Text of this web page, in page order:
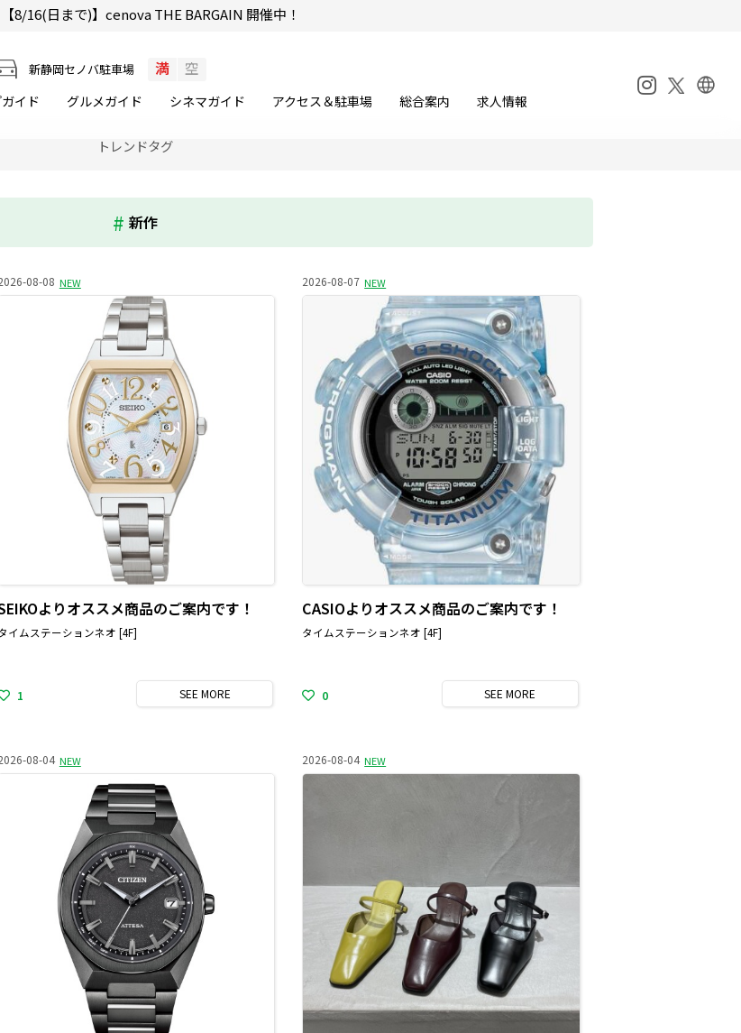
【8/16(日まで)】cenova THE BARGAIN 開催中！
新静岡セノバ駐車場 満 空
イド グルメガイド シネマガイド アクセス＆駐車場 総合案内 求人情報
トレンドタグ
新作
08-08 NEW
よりオススメ商品のご案内です！
イムステーションネオ [4F]
1 SEE MORE
2026-08-07 NEW
CASIOよりオススメ商品のご案内です！
タイムステーションネオ [4F]
0 SEEMORE
08-04 NEW 2026-08-04 NEW